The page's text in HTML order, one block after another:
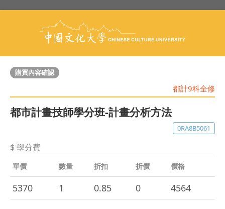
購買內容確認
都計9科全修
都市計畫技師學分班-計畫分析方法
0RA8B5061
$ 學分費
單價 數量 折扣 折價 價格
5370 1 0.85 0 4564